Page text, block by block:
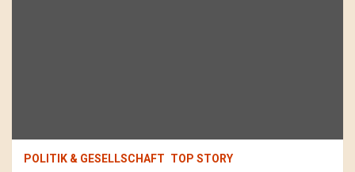
POLITIK & GESELLSCHAFT TOP STORY